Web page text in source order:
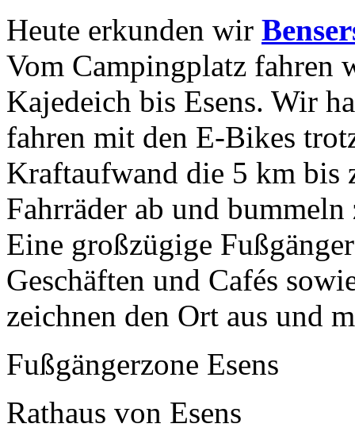
Heute erkunden wir
Vom Campingplatz fahren
Kajedeich bis Esens. Wir
fahren mit den E-Bikes
Kraftaufwand die 5 km
Fahrräder ab und
Eine großzügige
Geschäften und Cafés
zeichnen den Ort aus und
Fußgängerzone Esens
Rathaus von Esens